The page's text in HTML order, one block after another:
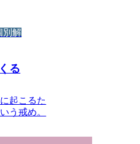
別解
る
起こるた
う戒め。